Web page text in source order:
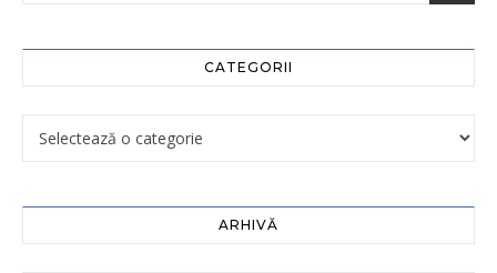
CATEGORII
ARHIVĂ